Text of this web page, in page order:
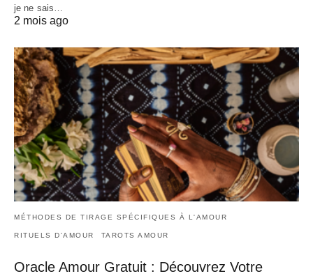
je ne sais…
2 mois ago
MÉTHODES DE TIRAGE SPÉCIFIQUES À L'AMOUR
RITUELS D'AMOUR TAROTS AMOUR
Oracle Amour Gratuit : Découvrez Votre